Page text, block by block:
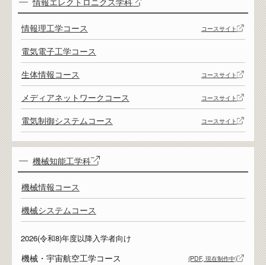
情報理工学コース コースサイト
電気電子工学コース
生体情報コース
コースサイト
メディアネットワークコース コースサイト
電気制御システムコース コースサイト
機械知能工学科
機械情報コース
機械システムコース
2026(令和8)年度以降入学者向け
機械・宇宙航空工学コース (PDF, 現在制作中)